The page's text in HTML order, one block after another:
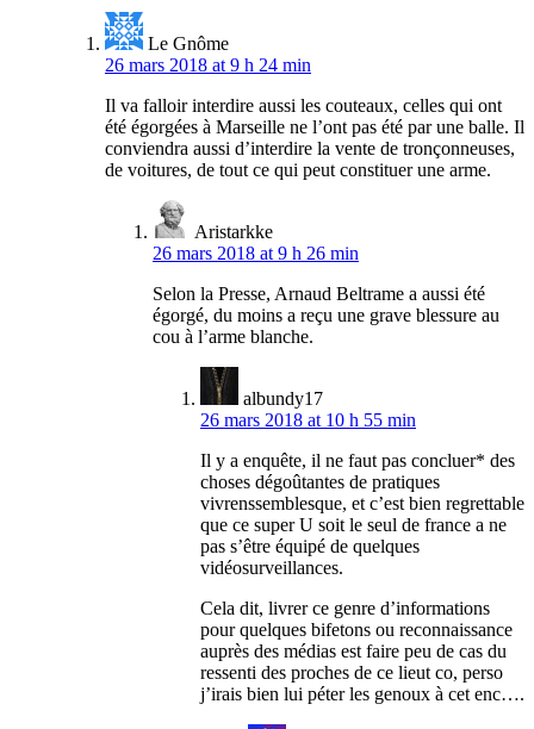
Le Gnôme
26 mars 2018 at 9 h 24 min
Il va falloir interdire aussi les couteaux, celles qui ont
été égorgées à Marseille ne l’ont pas été par une balle. Il
conviendra aussi d’interdire la vente de tronçonneuses,
de voitures, de tout ce qui peut constituer une arme.
Aristarkke
26 mars 2018 at 9 h 26 min
Selon la Presse, Arnaud Beltrame a aussi été
égorgé, du moins a reçu une grave blessure au
cou à l’arme blanche.
albundy17
26 mars 2018 at 10 h 55 min
Il y a enquête, il ne faut pas concluer* des
choses dégoûtantes de pratiques
vivrenssemblesque, et c’est bien regrettable
que ce super U soit le seul de france a ne
pas s’être équipé de quelques
vidéosurveillances.
Cela dit, livrer ce genre d’informations
pour quelques bifetons ou reconnaissance
auprès des médias est faire peu de cas du
ressenti des proches de ce lieut co, perso
j’irais bien lui péter les genoux à cet enc….